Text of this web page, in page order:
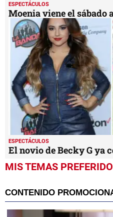
ESPECTÁCULOS
Moenia viene el sábado
ESPECTÁCULOS
El novio de Becky G ya
MIS TEMAS